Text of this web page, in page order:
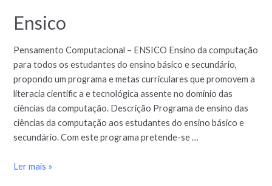
Ensico
Pensamento Computacional – ENSICO Ensino da computação
para todos os estudantes do ensino básico e secundário,
propondo um programa e metas curriculares que promovem a
literacia científic a e tecnológica assente no domínio das
ciências da computação. Descrição Programa de ensino das
ciências da computação aos estudantes do ensino básico e
secundário. Com este programa pretende-se …
Ler mais »